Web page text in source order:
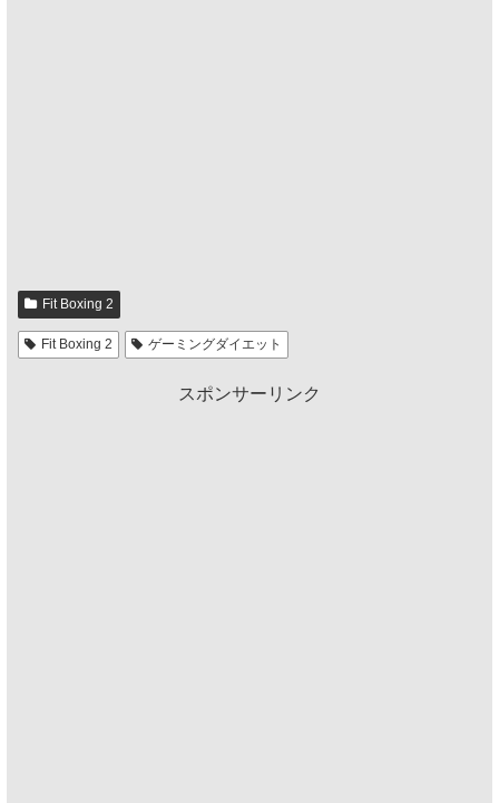
Fit Boxing 2
Fit Boxing 2 ゲーミングダイエット
スポンサーリンク